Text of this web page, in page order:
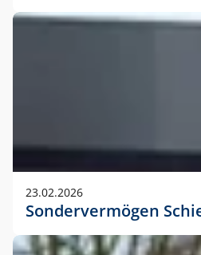
23.02.2026
Sondervermögen